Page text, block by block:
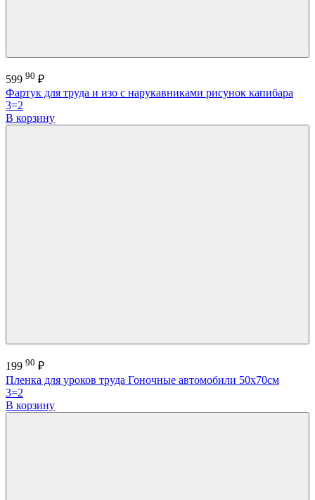
599 90 ₽
Фартук для труда и изо с нарукавниками рисунок капибара
3=2
В корзину
199 90 ₽
Пленка для уроков труда Гоночные автомобили 50х70см
3=2
В корзину